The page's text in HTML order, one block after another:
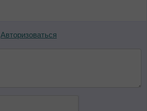
Авторизоваться